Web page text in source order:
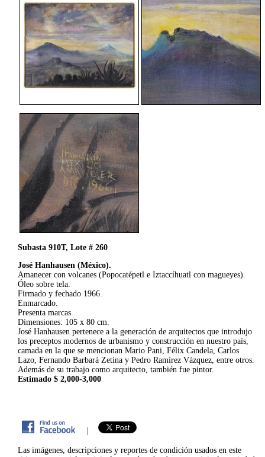
Subasta 910T, Lote # 260
José Hanhausen (México).
Amanecer con volcanes (Popocatépetl e Iztaccíhuatl con magueyes).
Óleo sobre tela.
Firmado y fechado 1966.
Enmarcado.
Presenta marcas.
Dimensiones: 105 x 80 cm.
José Hanhausen pertenece a la generación de arquitectos que introdujo
los preceptos modernos de urbanismo y construcción en nuestro país,
camada en la que se mencionan Mario Pani, Félix Candela, Carlos
Lazo, Fernando Barbará Zetina y Pedro Ramírez Vázquez, entre otros.
Además de su trabajo como arquitecto, también fue pintor.
Estimado $ 2,000-3,000
|
Las imágenes, descripciones y reportes de condición usados en este